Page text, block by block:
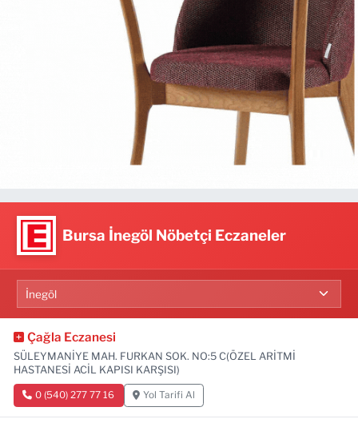
Bursa İnegöl Nöbetçi Eczaneler
Çağla Eczanesi
SÜLEYMANİYE MAH. FURKAN SOK. NO:5 C(ÖZEL ARİTMİ
HASTANESİ ACİL KAPISI KARŞISI)
0 (540) 277 77 16 Yol Tarifi Al